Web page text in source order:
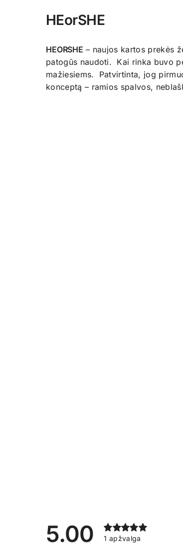
HEorSHE
HEORSHE – naujos kartos prekės
patogūs naudoti. Kai rinka buvo
mažiesiems. Patvirtinta, jog
konceptą – ramios spalvos,
5.00 1 apžvalga